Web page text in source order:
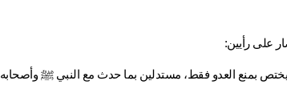
على رأيين: